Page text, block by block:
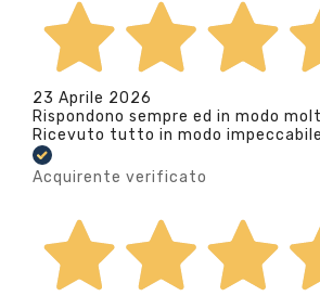
23 Aprile 2026
Rispondono sempre ed in modo
Ricevuto tutto in modo
Acquirente verificato